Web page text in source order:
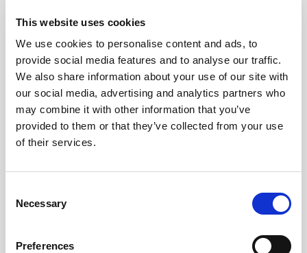
This website uses cookies
We use cookies to personalise content and ads, to
provide social media features and to analyse our traffic.
We also share information about your use of our site with
our social media, advertising and analytics partners who
may combine it with other information that you’ve
provided to them or that they’ve collected from your use
of their services.
Selection
Necessary
Preferences
Adresa de email